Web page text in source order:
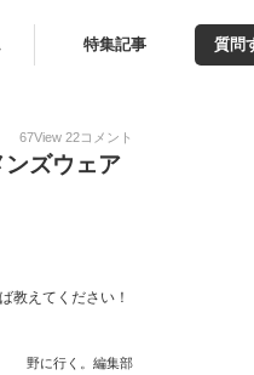
特集記事 質問
67View 22コメント
ズウェア
教えてください！
野に行く。編集部